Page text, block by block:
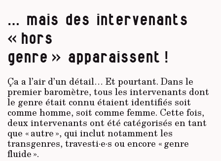
… mais des intervenants
« hors
genre » apparaissent !
Ça a l’air d’un détail… Et pourtant. Dans le
premier baromètre, tous les intervenants dont
le genre était connu étaient identifiés soit
comme homme, soit comme femme. Cette fois,
deux intervenants ont été catégorisés en tant
que « autre », qui inclut notamment les
transgenres, travesti·e·s ou encore « genre
fluide ».